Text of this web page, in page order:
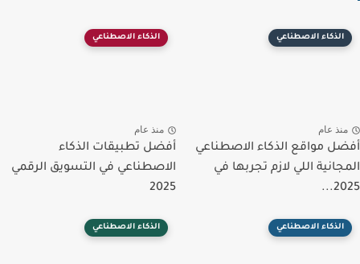
الذكاء الاصطناعي
عام
مواقع الذكاء الاصطناعي
اللي لازم تجربها في
الذكاء الاصطناعي
منذ عام
أفضل تطبيقات الذكاء
الاصطناعي في التسويق الرقمي
2025
الذكاء الاصطناعي الذكاء الاصطناعي